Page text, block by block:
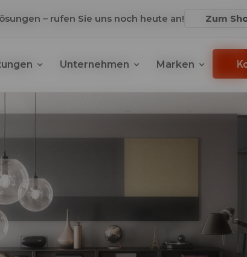
– rufen Sie uns noch heute an! Zum
Unternehmen Marken